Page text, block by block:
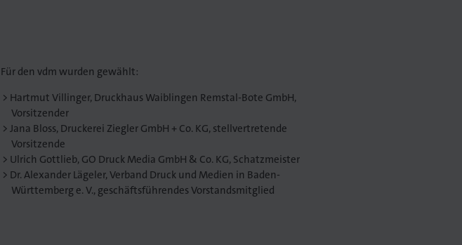
Für den vdm wurden gewählt:
Hartmut Villinger, Druckhaus Waiblingen Remstal-Bote GmbH,
Vorsitzender
Jana Bloss, Druckerei Ziegler GmbH + Co. KG, stellvertretende
Vorsitzende
Ulrich Gottlieb, GO Druck Media GmbH & Co. KG, Schatzmeister
Dr. Alexander Lägeler, Verband Druck und Medien in Baden-
Württemberg e. V., geschäftsführendes Vorstandsmitglied